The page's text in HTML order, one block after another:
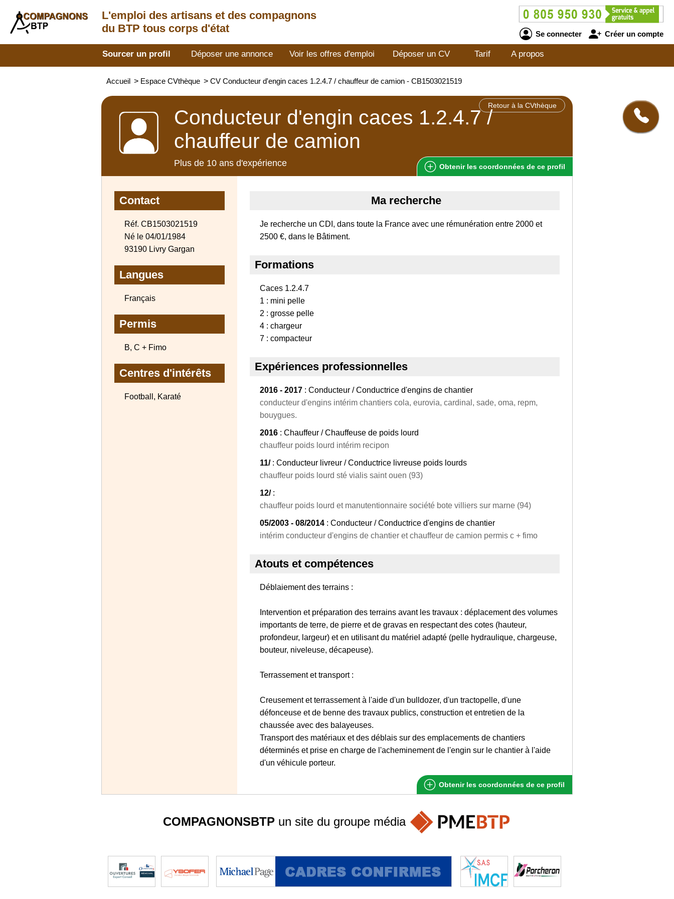
L'emploi des artisans et des compagnons
du BTP tous corps d'état
Se connecter Créer un compte
Sourcer un profil Déposer une annonce Voir les offres d'emploi Déposer un CV Tarif A propos
Accueil > Espace CVthèque > CV Conducteur d'engin caces 1.2.4.7 / chauffeur de camion - CB1503021519
Retour à la CVthèque
Conducteur d'engin caces 1.2.4.7 /
chauffeur de camion
Plus de 10 ans d'expérience Obtenir les coordonnées de ce profil
Contact
Réf. CB1503021519
Né le 04/01/1984
93190 Livry Gargan
Langues
Français
Permis
B, C + Fimo
Centres d'intérêts
Football, Karaté
Ma recherche
Je recherche un CDI, dans toute la France avec une rémunération entre 2000 et
2500 €, dans le Bâtiment.
Formations
Caces 1.2.4.7
1 : mini pelle
2 : grosse pelle
4 : chargeur
7 : compacteur
Expériences professionnelles
2016 - 2017 : Conducteur / Conductrice d'engins de chantier
conducteur d'engins intérim chantiers cola, eurovia, cardinal, sade, oma, repm,
bouygues.
2016 : Chauffeur / Chauffeuse de poids lourd
chauffeur poids lourd intérim recipon
11/: Conducteur livreur / Conductrice livreuse poids lourds
chauffeur poids lourd sté vialis saint ouen (93)
12/:
chauffeur poids lourd et manutentionnaire société bote villiers sur marne (94)
05/2003 - 08/2014 : Conducteur / Conductrice d'engins de chantier
intérim conducteur d'engins de chantier et chauffeur de camion permis c + fimo
Atouts et compétences
Déblaiement des terrains :
Intervention et préparation des terrains avant les travaux : déplacement des volumes
importants de terre, de pierre et de gravas en respectant des cotes (hauteur,
profondeur, largeur) et en utilisant du matériel adapté (pelle hydraulique, chargeuse,
bouteur, niveleuse, décapeuse).
Terrassement et transport :
Creusement et terrassement à l'aide d'un bulldozer, d'un tractopelle, d'une
défonceuse et de benne des travaux publics, construction et entretien de la
chaussée avec des balayeuses.
Transport des matériaux et des déblais sur des emplacements de chantiers
déterminés et prise en charge de l'acheminement de l'engin sur le chantier à l'aide
d'un véhicule porteur.
Obtenir les coordonnées de ce profil
COMPAGNONSBTP un site du groupe média